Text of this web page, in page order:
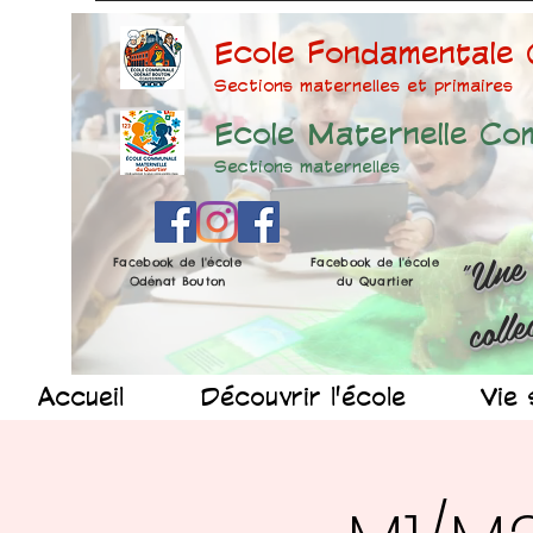
Ecole Fondamentale
Sections maternelles et primaires
Ecole Maternelle
Sections maternelles
Facebook de l'école
Odénat Bouton
Facebook de l'école
du Quartier
Accueil Découvrir l'école Vie